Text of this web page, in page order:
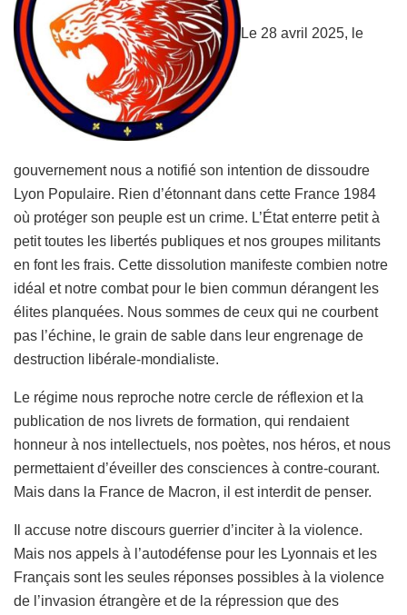
Le 28 avril 2025, le
gouvernement nous a notifié son intention de dissoudre
Lyon Populaire. Rien d’étonnant dans cette France 1984
où protéger son peuple est un crime. L’État enterre petit à
petit toutes les libertés publiques et nos groupes militants
en font les frais. Cette dissolution manifeste combien notre
idéal et notre combat pour le bien commun dérangent les
élites planquées. Nous sommes de ceux qui ne courbent
pas l’échine, le grain de sable dans leur engrenage de
destruction libérale-mondialiste.
Le régime nous reproche notre cercle de réflexion et la
publication de nos livrets de formation, qui rendaient
honneur à nos intellectuels, nos poètes, nos héros, et nous
permettaient d’éveiller des consciences à contre-courant.
Mais dans la France de Macron, il est interdit de penser.
Il accuse notre discours guerrier d’inciter à la violence.
Mais nos appels à l’autodéfense pour les Lyonnais et les
Français sont les seules réponses possibles à la violence
de l’invasion étrangère et de la répression que des